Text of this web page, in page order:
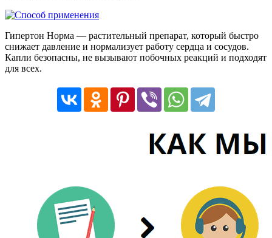
Гипертон Норма — растительный препарат, который быстро
снижает давление и нормализует работу сердца и сосудов.
Капли безопасны, не вызывают побочных реакций и подходят
для всех.